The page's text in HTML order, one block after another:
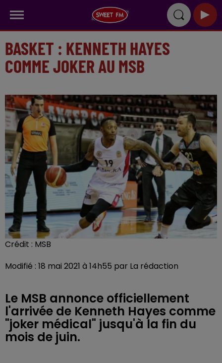
BASKET : KENNETH HAYES
COMME JOKER AU MSB
Crédit : MSB
Modifié : 18 mai 2021 à 14h55 par La rédaction
Le MSB annonce officiellement
l'arrivée de Kenneth Hayes comme
"joker médical" jusqu'à la fin du
mois de juin.